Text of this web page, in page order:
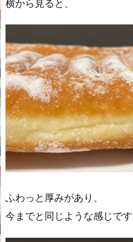
横から見ると、
ふわっと厚みがあり、
今までと同じような感じです